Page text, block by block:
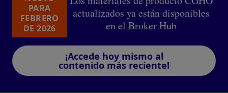
PARA
FEBRERO
DE 2026
actualizados ya están disponibles
en el Broker Hub
¡Accede hoy mismo al
contenido más reciente!